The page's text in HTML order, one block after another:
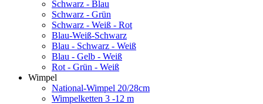
Schwarz - Blau
Schwarz - Grün
Schwarz - Weiß - Rot
Blau-Weiß-Schwarz
Blau - Schwarz - Weiß
Blau - Gelb - Weiß
Rot - Grün - Weiß
Wimpel
National-Wimpel 20/28cm
Wimpelketten 3 -12 m